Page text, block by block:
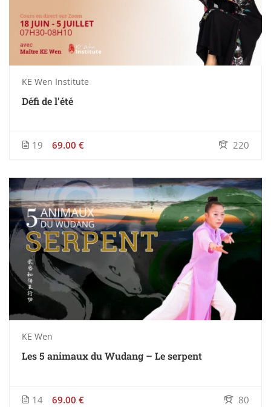
KE Wen Institute
Défi de l’été
19 220
69.00 €
KE Wen
Les 5 animaux du Wudang – Le serpent
14 80
69.00 €